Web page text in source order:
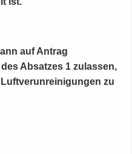
auf Antrag
Absatzes 1 zulassen,
zu